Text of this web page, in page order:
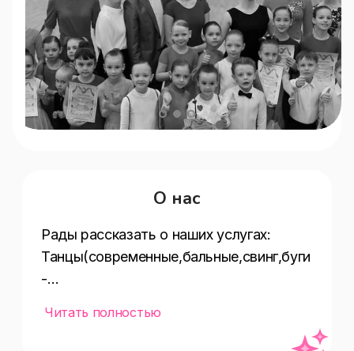
О нас
Рады рассказать о наших услугах:
Танцы(современные,бальные,свинг,буги
-
Читать полностью